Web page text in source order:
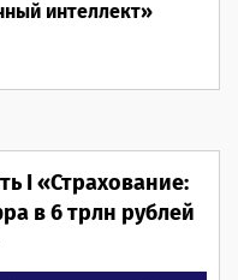
интеллект»
I «Страхование:
в 6 трлн рублей